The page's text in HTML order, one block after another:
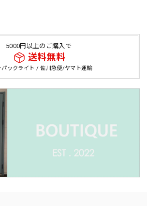
5000円以上のご購入で
送料無料
パックライト / 佐川急便/ヤマト運輸